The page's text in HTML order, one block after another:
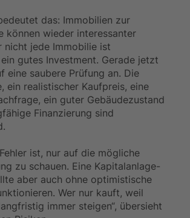
das: Immobilien zur
können wieder interessanter
nicht jede Immobilie ist
gutes Investment. Gerade jetzt
eine saubere Prüfung an. Die
ein realistischer Kaufpreis, eine
ein guter Gebäudezustand
Finanzierung sind
ist, nur auf die mögliche
zu schauen. Eine Kapitalanlage-
aber auch ohne optimistische
Wer nur kauft, weil
immer steigen“, übersieht